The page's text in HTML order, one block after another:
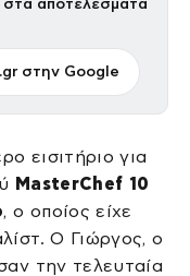
αποτελέσματα
στην Google
εισιτήριο για
MasterChef 10
, ο οποίος είχε
Ο Γιώργος, ο
την τελευταία